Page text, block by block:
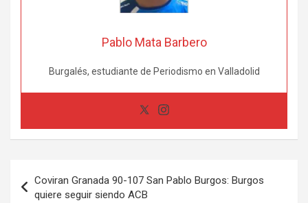
Pablo Mata Barbero
Burgalés, estudiante de Periodismo en Valladolid
de
Coviran Granada 90-107 San Pablo Burgos: Burgos
quiere seguir siendo ACB